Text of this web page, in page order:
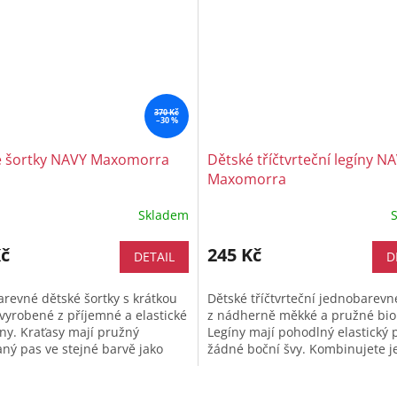
370 Kč
–30 %
šortky NAVY Maxomorra
Skladem
DETAIL
dětské šortky s krátkou
z příjemné a elastické
Kraťasy mají pružný
pas ve stejné barvě jako
Dětské tříčtvrteční legíny
Maxomorra
245 Kč
Dětské tříčtvrteční
z nádherně měkké a pružné
Legíny mají pohodlný elastický
žádné boční švy. Kombinujete